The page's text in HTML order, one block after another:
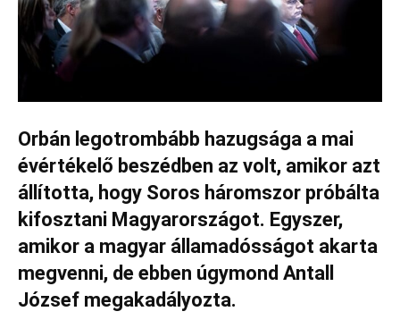
Orbán legotrombább hazugsága a mai
évértékelő beszédben az volt, amikor azt
állította, hogy Soros háromszor próbálta
kifosztani Magyarországot. Egyszer,
amikor a magyar államadósságot akarta
megvenni, de ebben úgymond Antall
József megakadályozta.